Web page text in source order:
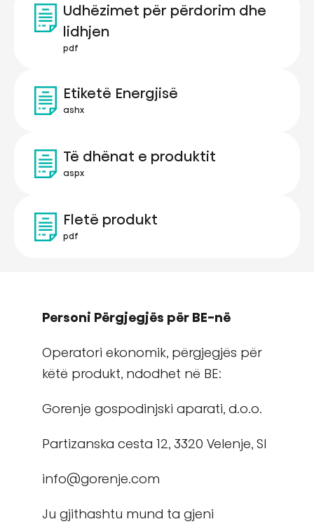
Udhëzimet për përdorim dhe
lidhjen
pdf
Etiketë Energjisë
ashx
Të dhënat e produktit
aspx
Fletë produkt
pdf
Personi Përgjegjës për BE-në
Operatori ekonomik, përgjegjës për
këtë produkt, ndodhet në BE:
Gorenje gospodinjski aparati, d.o.o.
Partizanska cesta 12, 3320 Velenje, SI
info@gorenje.com
Ju gjithashtu mund ta gjeni